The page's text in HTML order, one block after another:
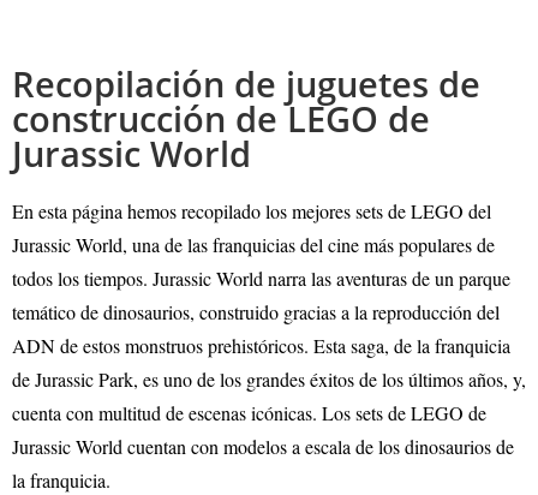
Recopilación de juguetes de
construcción de LEGO de
Jurassic World
En esta página hemos recopilado los mejores sets de LEGO del
Jurassic World, una de las franquicias del cine más populares de
todos los tiempos. Jurassic World narra las aventuras de un parque
temático de dinosaurios, construido gracias a la reproducción del
ADN de estos monstruos prehistóricos. Esta saga, de la franquicia
de Jurassic Park, es uno de los grandes éxitos de los últimos años, y,
cuenta con multitud de escenas icónicas. Los sets de LEGO de
Jurassic World cuentan con modelos a escala de los dinosaurios de
la franquicia.